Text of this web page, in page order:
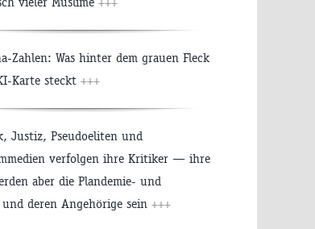
Zahlen: Was hinter dem grauen Fleck
Karte steckt +++
Justiz, Pseudoeliten und
verfolgen ihre Kritiker — ihre
aber die Plandemie- und
deren Angehörige sein +++